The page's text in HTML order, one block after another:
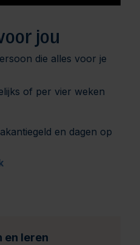
jou
die alles voor je
of per vier weken
en dagen op
en leren